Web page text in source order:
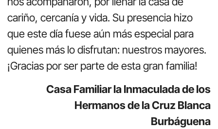
cariño, cercanía y vida. Su presencia hizo
que este día fuese aún más especial para
quienes más lo disfrutan: nuestros mayores.
¡Gracias por ser parte de esta gran familia!
Casa Familiar la Inmaculada de los
Hermanos de la Cruz Blanca
Burbáguena